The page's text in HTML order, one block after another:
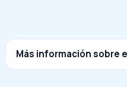
Más información sobre